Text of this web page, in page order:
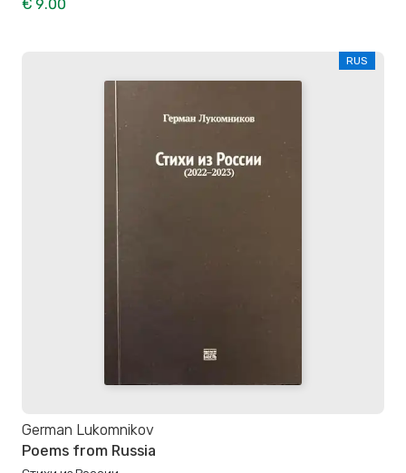
€ 9.00
RUS
German Lukomnikov
Poems from Russia